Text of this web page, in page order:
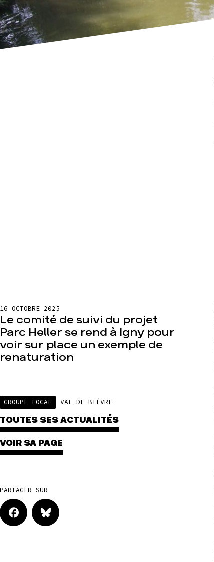
16 OCTOBRE 2025
Le comité de suivi du projet
Parc Heller se rend à Igny pour
voir sur place un exemple de
renaturation
GROUPE LOCAL VAL-DE-BIÈVRE
TOUTES SES ACTUALITÉS
VOIR SA PAGE
PARTAGER SUR